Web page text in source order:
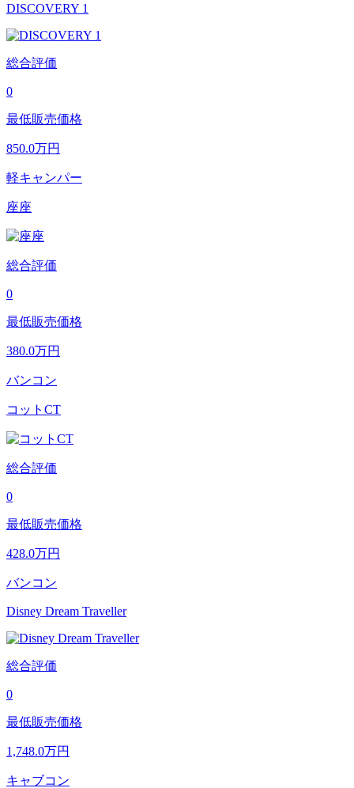
DISCOVERY 1
総合評価
0
最低販売価格
850.0万円
軽キャンパー
座座
総合評価
0
最低販売価格
380.0万円
バンコン
コットCT
総合評価
0
最低販売価格
428.0万円
バンコン
Disney Dream Traveller
総合評価
0
最低販売価格
1,748.0万円
キャブコン